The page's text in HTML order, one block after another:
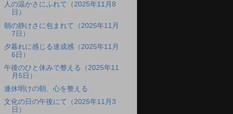
人の温かさにふれて（2025年11月8
日）
朝の静けさに包まれて（2025年11月
7日）
夕暮れに感じる達成感（2025年11月
6日）
午後のひと休みで整える（2025年11
月5日）
連休明けの朝、心を整える
文化の日の午後にて（2025年11月3
日）